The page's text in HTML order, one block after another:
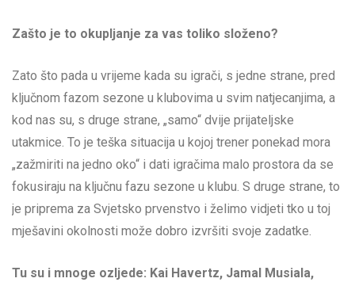
Zašto je to okupljanje za vas toliko složeno?
Zato što pada u vrijeme kada su igrači, s jedne strane, pred
ključnom fazom sezone u klubovima u svim natjecanjima, a
kod nas su, s druge strane, „samo“ dvije prijateljske
utakmice. To je teška situacija u kojoj trener ponekad mora
„zažmiriti na jedno oko“ i dati igračima malo prostora da se
fokusiraju na ključnu fazu sezone u klubu. S druge strane, to
je priprema za Svjetsko prvenstvo i želimo vidjeti tko u toj
mješavini okolnosti može dobro izvršiti svoje zadatke.
Tu su i mnoge ozljede: Kai Havertz, Jamal Musiala,